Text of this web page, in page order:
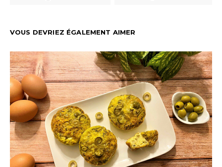
VOUS DEVRIEZ ÉGALEMENT AIMER